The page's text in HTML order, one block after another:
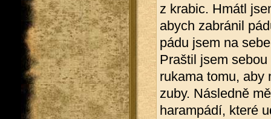
z krabic. Hmátl
abych zabránil
pádu jsem na
Praštil jsem
rukama tomu, aby
zuby. Následně
harampádí, které